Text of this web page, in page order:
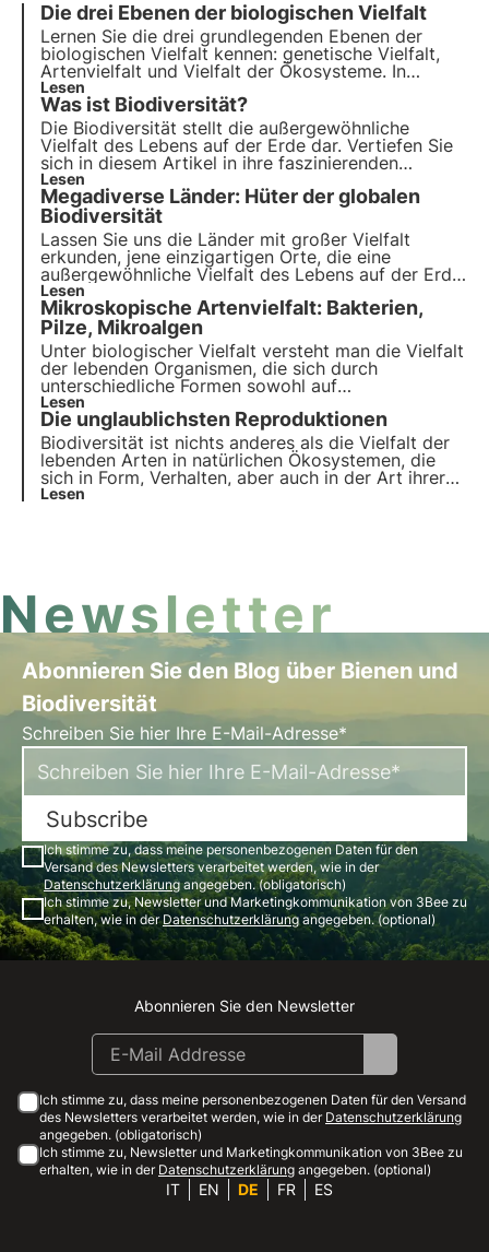
Die drei Ebenen der biologischen Vielfalt
Lernen Sie die drei grundlegenden Ebenen der
biologischen Vielfalt kennen: genetische Vielfalt,
Artenvielfalt und Vielfalt der Ökosysteme. In
diesem Artikel erfahren Sie, wie wichtig die
einzelnen Ebenen sind und wie wichtig die
Erhaltung der biologischen Vielfalt für unseren
Planeten ist.
Lesen
Was ist Biodiversität?
Die Biodiversität stellt die außergewöhnliche
Vielfalt des Lebens auf der Erde dar. Vertiefen Sie
sich in diesem Artikel in ihre faszinierenden
Facetten mit konkreten Beispielen und entdecken
Sie, warum sie so wichtig ist.
Lesen
Megadiverse Länder: Hüter der globalen
Biodiversität
Lassen Sie uns die Länder mit großer Vielfalt
erkunden, jene einzigartigen Orte, die eine
außergewöhnliche Vielfalt des Lebens auf der Erde
beherbergen, d. h. den größten Teil der
biologischen Vielfalt der Erde und ihre
entscheidende Rolle bei der Erhaltung der
Ökosysteme.
Lesen
Mikroskopische Artenvielfalt: Bakterien,
Pilze, Mikroalgen
Unter biologischer Vielfalt versteht man die Vielfalt
der lebenden Organismen, die sich durch
unterschiedliche Formen sowohl auf
makroskopischer als auch auf mikroskopischer
Ebene auszeichnen. Die mikroskopische
biologische Vielfalt spielt eine Schlüsselrolle bei
der Regulierung von Ökosystemen und erbringt
zahlreiche Leistungen, die der Mensch seit der
Antike nutzt.
Lesen
Die unglaublichsten Reproduktionen
Biodiversität ist nichts anderes als die Vielfalt der
lebenden Arten in natürlichen Ökosystemen, die
sich in Form, Verhalten, aber auch in der Art ihrer
Fortpflanzung unterscheiden. In der Natur gibt es
Lesen
Newsletter
Abonnieren Sie den Blog über Bienen und
Biodiversität
Schreiben Sie hier Ihre E-Mail-Adresse*
Subscribe
Ich stimme zu, dass meine personenbezogenen Daten für den
Versand des Newsletters verarbeitet werden, wie in der
Datenschutzerklärungangegeben. (obligatorisch)
Ich stimme zu, Newsletter und Marketingkommunikation von 3Bee zu
erhalten, wie in derDatenschutzerklärungangegeben. (optional)
Instagram
Facebook
Linkedin
Youtube
Abonnieren Sie den Newsletter
Ich stimme zu, dass meine personenbezogenen Daten für den Versand
des Newsletters verarbeitet werden, wie in der Datenschutzerklärung
angegeben. (obligatorisch)
Ich stimme zu, Newsletter und Marketingkommunikation von 3Bee zu
erhalten, wie in der Datenschutzerklärung angegeben. (optional)
IT EN DE FR ES